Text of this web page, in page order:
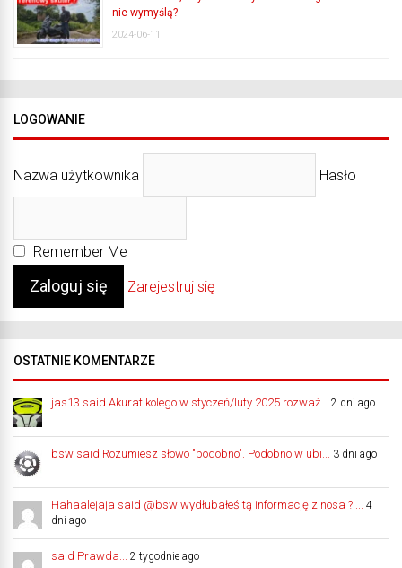
nie wymyślą?
2024-06-11
LOGOWANIE
Nazwa użytkownika Hasło
Remember Me
Zarejestruj się
OSTATNIE KOMENTARZE
jas13 said Akurat kolego w styczeń/luty 2025 rozważ... 2 dni ago
bsw said Rozumiesz słowo "podobno". Podobno w ubi... 3 dni ago
Hahaalejaja said @bsw wydłubałeś tą informację z nosa ? ...
4
dni ago
said Prawda... 2 tygodnie ago